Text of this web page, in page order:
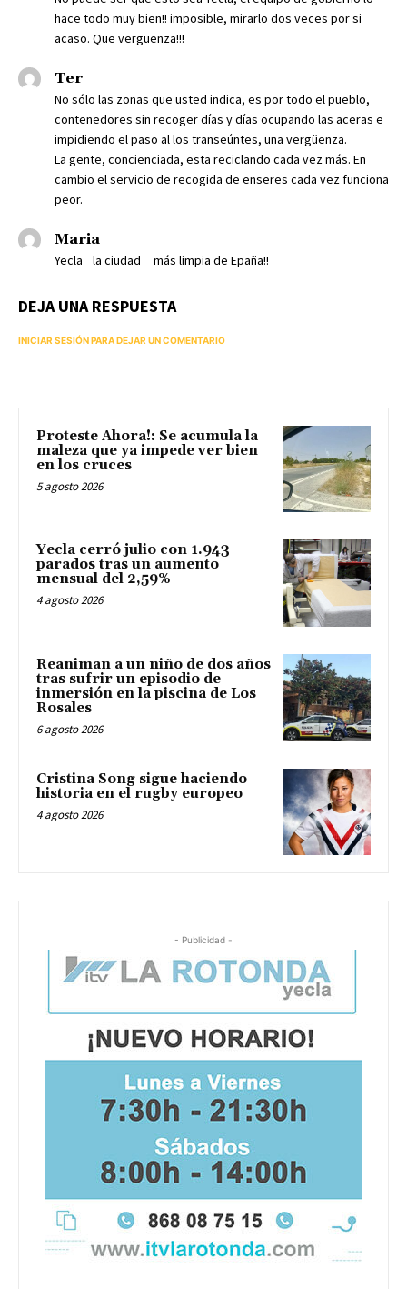
hace todo muy bien!! imposible, mirarlo dos veces por si
acaso. Que verguenza!!!
Ter
No sólo las zonas que usted indica, es por todo el pueblo,
contenedores sin recoger días y días ocupando las aceras e
impidiendo el paso al los transeúntes, una vergüenza.
La gente, concienciada, esta reciclando cada vez más. En
cambio el servicio de recogida de enseres cada vez funciona
peor.
Maria
Yecla ¨la ciudad ¨ más limpia de Epaña!!
DEJA UNA RESPUESTA
INICIAR SESIÓN PARA DEJAR UN COMENTARIO
Proteste Ahora!: Se acumula la
maleza que ya impede ver bien
en los cruces
5 agosto 2026
Yecla cerró julio con 1.943
parados tras un aumento
mensual del 2,59%
4 agosto 2026
Reaniman a un niño de dos años
tras sufrir un episodio de
inmersión en la piscina de Los
Rosales
6 agosto 2026
Cristina Song sigue haciendo
historia en el rugby europeo
4 agosto 2026
- Publicidad -